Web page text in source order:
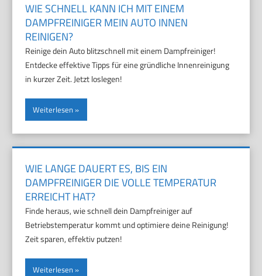
WIE SCHNELL KANN ICH MIT EINEM
DAMPFREINIGER MEIN AUTO INNEN
REINIGEN?
Reinige dein Auto blitzschnell mit einem Dampfreiniger!
Entdecke effektive Tipps für eine gründliche Innenreinigung
in kurzer Zeit. Jetzt loslegen!
Weiterlesen
WIE LANGE DAUERT ES, BIS EIN
DAMPFREINIGER DIE VOLLE TEMPERATUR
ERREICHT HAT?
Finde heraus, wie schnell dein Dampfreiniger auf
Betriebstemperatur kommt und optimiere deine Reinigung!
Zeit sparen, effektiv putzen!
Weiterlesen